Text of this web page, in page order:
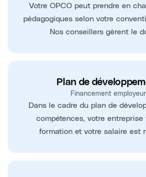
Votre OPCO peut prendre en
pédagogiques selon votre
Nos conseillers gèrent le
Plan de
Financement employeur
Dans le cadre du plan de
compétences, votre
formation et votre salaire est